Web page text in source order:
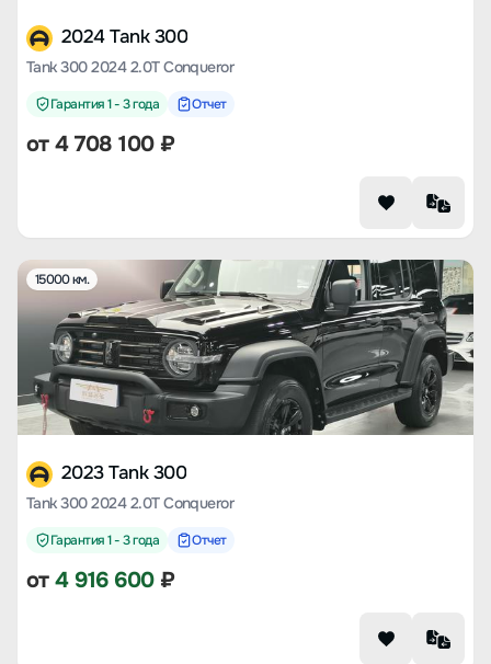
2024 Tank 300
Tank 300 2024 2.0T Conqueror
Гарантия 1 - 3 года Отчет
от4 708 100₽
15000 км.
2023 Tank 300
Tank 300 2024 2.0T Conqueror
Гарантия 1 - 3 года Отчет
от4 916 600₽